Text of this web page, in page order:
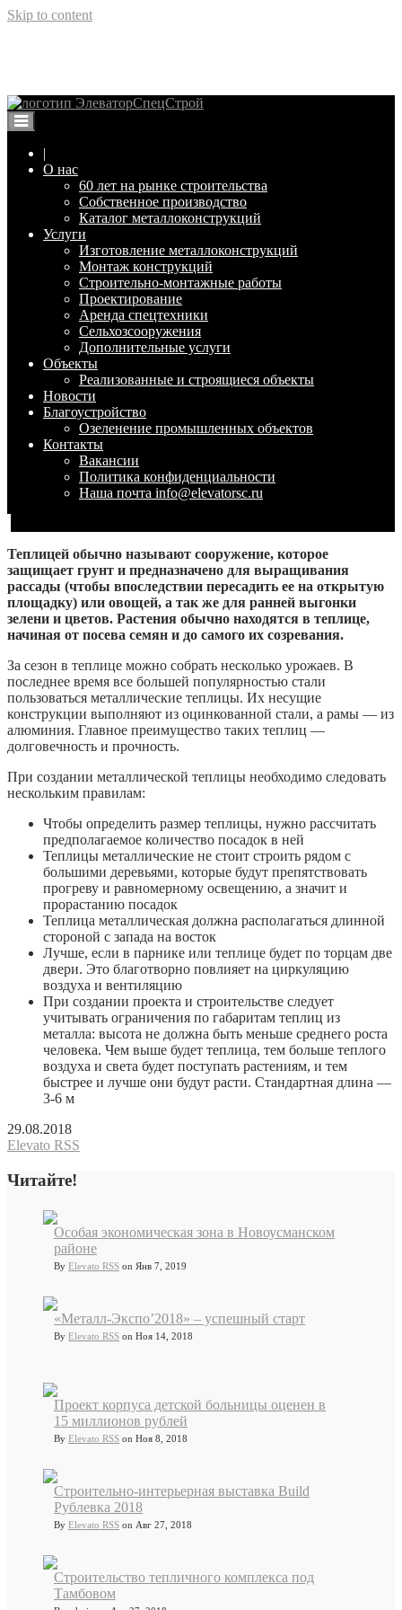
Skip to content
Элеваторспецстрой Воронеж
Изготовление и монтаж металлоконструкций
|
О нас
60 лет на рынке строительства
Собственное производство
Каталог металлоконструкций
Услуги
Изготовление металлоконструкций
Монтаж конструкций
Строительно-монтажные работы
Проектирование
Аренда спецтехники
Сельхозсооружения
Дополнительные услуги
Объекты
Реализованные и строящиеся объекты
Новости
Благоустройство
Озеленение промышленных объектов
Контакты
Вакансии
Политика конфиденциальности
Наша почта info@elevatorsc.ru
Теплицей обычно называют сооружение, которое
защищает грунт и предназначено для выращивания
рассады (чтобы впоследствии пересадить ее на открытую
площадку) или овощей, а так же для ранней выгонки
зелени и цветов. Растения обычно находятся в теплице,
начиная от посева семян и до самого их созревания.
За сезон в теплице можно собрать несколько урожаев. В
последнее время все большей популярностью стали
пользоваться металлические теплицы. Их несущие
конструкции выполняют из оцинкованной стали, а рамы — из
алюминия. Главное преимущество таких теплиц —
долговечность и прочность.
При создании металлической теплицы необходимо следовать
нескольким правилам:
Чтобы определить размер теплицы, нужно рассчитать
предполагаемое количество посадок в ней
Теплицы металлические не стоит строить рядом с
большими деревьями, которые будут препятствовать
прогреву и равномерному освещению, а значит и
прорастанию посадок
Теплица металлическая должна располагаться длинной
стороной с запада на восток
Лучше, если в парнике или теплице будет по торцам две
двери. Это благотворно повлияет на циркуляцию
воздуха и вентиляцию
При создании проекта и строительстве следует
учитывать ограничения по габаритам теплиц из
металла: высота не должна быть меньше среднего роста
человека. Чем выше будет теплица, тем больше теплого
воздуха и света будет поступать растениям, и тем
быстрее и лучше они будут расти. Стандартная длина —
3-6 м
29.08.2018
Elevato RSS
Читайте!
Особая экономическая зона в Новоусманском
районе
By Elevato RSS on Янв 7, 2019
«Металл-Экспо’2018» – успешный старт
By Elevato RSS on Ноя 14, 2018
Проект корпуса детской больницы оценен в
15 миллионов рублей
By Elevato RSS on Ноя 8, 2018
Cтроительно-интерьерная выставка Build
Рублевка 2018
By Elevato RSS on Авг 27, 2018
Строительство тепличного комплекса под
Тамбовом